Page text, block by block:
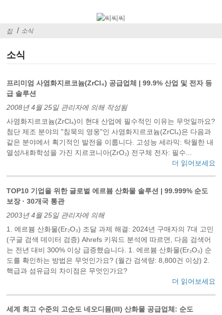
집 소식
소식
프리미엄 사염화지르코늄(ZrCl₄) 공급업체 | 99.9% 산업 및 전자 등
급 솔루션
2008년 4월 25일 관리자에 의해 작성됨
사염화지르코늄(ZrCl₄)이 현대 산업에 필수적인 이유는 무엇일까요?
첨단 제조 분야의 "침묵의 영웅"인 사염화지르코늄(ZrCl₄)은 다음과
같은 분야에서 획기적인 발전을 이룹니다. 고성능 세라믹: 탁월한 내
열성/내화학성을 가진 지르코니아(ZrO₂) 전구체 전자: 필수...
더 읽어보세요
TOP10 기업을 위한 글로벌 에르븀 산화물 솔루션 | 99.999% 순도
보장 · 30개국 통관
2003년 4월 25일 관리자에 의해
1. 에르븀 산화물(Er₂O₃) 조달 과제 해결: 2024년 구매자의 7대 고민
(구글 검색 데이터 검증) Ahrefs 키워드 분석에 따르면, 다음 검색어
는 전년 대비 300% 이상 급증했습니다. 1. 에르븀 산화물(Er₂O₃) 순
도를 확인하는 방법은 무엇인가요? (월간 검색량: 8,800건 이상) 2.
핵급과 섬유급의 차이점은 무엇인가요?
더 읽어보세요
세계 최고 수준의 고순도 네오디뮴(III) 산화물 공급업체: 순도